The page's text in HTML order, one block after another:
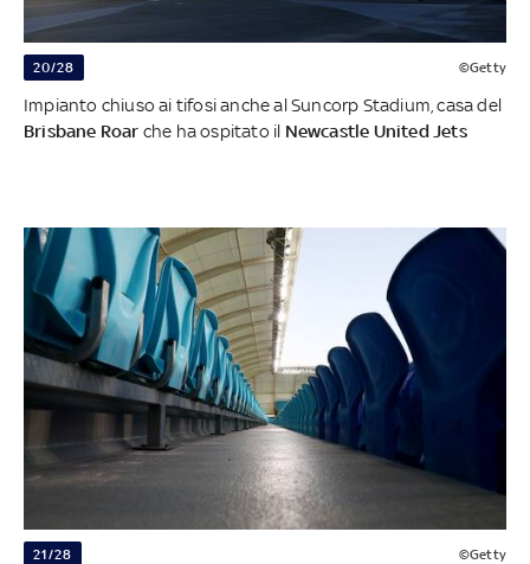
20/28 ©Getty
Impianto chiuso ai tifosi anche al Suncorp Stadium, casa del
Brisbane Roar che ha ospitato il Newcastle United Jets
21/28 ©Getty